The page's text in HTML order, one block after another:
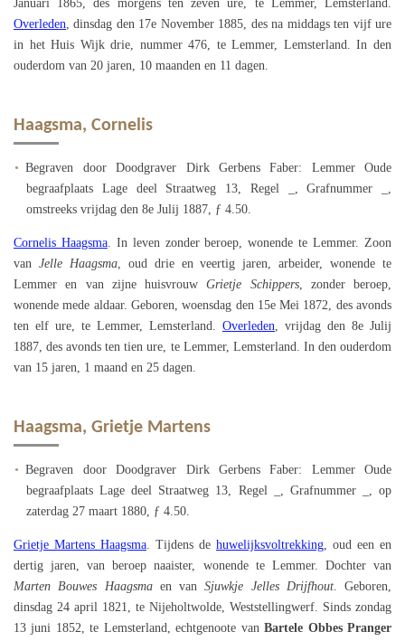
Januari 1865, des morgens ten zeven ure, te Lemmer, Lemsterland.
Overleden, dinsdag den 17e November 1885, des na middags ten vijf ure
in het Huis Wijk drie, nummer 476, te Lemmer, Lemsterland. In den
ouderdom van 20 jaren, 10 maanden en 11 dagen.
Haagsma, Cornelis
Begraven door Doodgraver Dirk Gerbens Faber: Lemmer Oude
begraafplaats Lage deel Straatweg 13, Regel _, Grafnummer _,
omstreeks vrijdag den 8e Julij 1887, ƒ 4.50.
Cornelis Haagsma. In leven zonder beroep, wonende te Lemmer. Zoon
van Jelle Haagsma, oud drie en veertig jaren, arbeider, wonende te
Lemmer en van zijne huisvrouwGrietje Schippers, zonder beroep,
wonende mede aldaar. Geboren, woensdag den 15e Mei 1872, des avonds
ten elf ure, te Lemmer, Lemsterland. Overleden, vrijdag den 8e Julij
1887, des avonds ten tien ure, te Lemmer, Lemsterland. In den ouderdom
van 15 jaren, 1 maand en 25 dagen.
Haagsma, Grietje Martens
Begraven door Doodgraver Dirk Gerbens Faber: Lemmer Oude
begraafplaats Lage deel Straatweg 13, Regel _, Grafnummer _, op
zaterdag 27 maart 1880, ƒ 4.50.
Grietje Martens Haagsma. Tijdens de huwelijksvoltrekking, oud een en
dertig jaren, van beroep naaister, wonende te Lemmer. Dochter van
Marten Bouwes Haagsmaen vanSjuwkje Jelles Drijfhout. Geboren,
dinsdag 24 april 1821, te Nijeholtwolde, Weststellingwerf. Sinds zondag
13 juni 1852, te Lemsterland, echtgenoote vanBartele Obbes Pranger